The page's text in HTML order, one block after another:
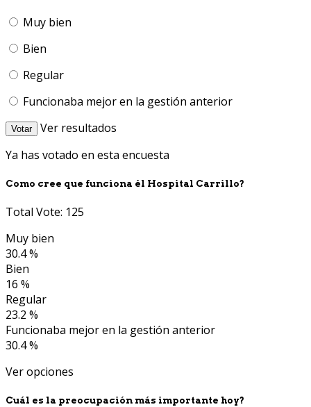
Muy bien
Bien
Regular
Funcionaba mejor en la gestión anterior
Votar
Ver resultados
Ya has votado en esta encuesta
Como cree que funciona él Hospital Carrillo?
Total Vote: 125
Muy bien
30.4 %
Bien
16 %
Regular
23.2 %
Funcionaba mejor en la gestión anterior
30.4 %
Ver opciones
Cuál es la preocupación más importante hoy?